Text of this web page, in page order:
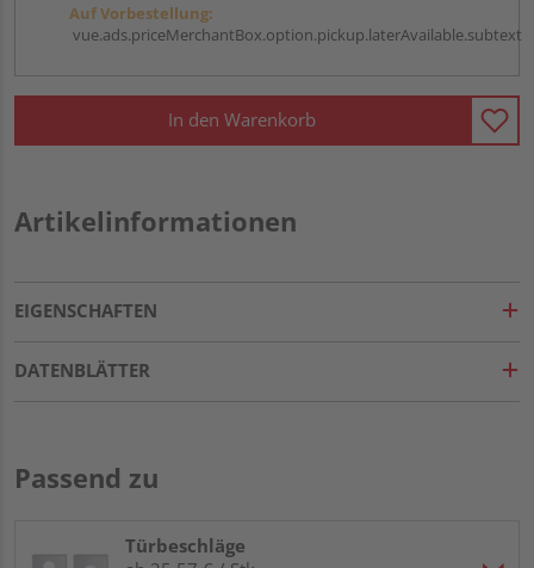
Auf Vorbestellung:
vue.ads.priceMerchantBox.option.pickup.laterAvailable.subtext
In den Warenkorb
Artikelinformationen
EIGENSCHAFTEN
DATENBLÄTTER
Passend zu
Türbeschläge